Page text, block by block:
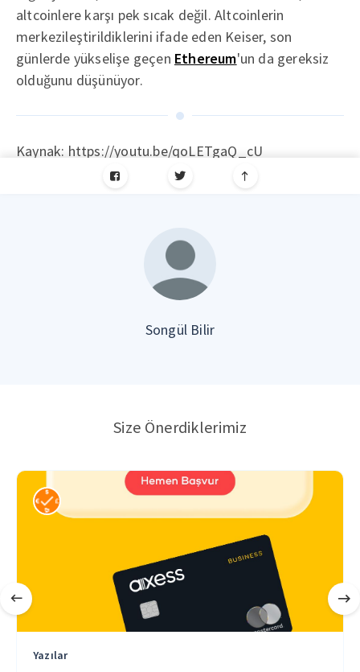
altcoinlere karşı pek sıcak değil. Altcoinlerin
merkezileştirildiklerini ifade eden Keiser, son
günlerde yükselişe geçen Ethereum'un da gereksiz
olduğunu düşünüyor.
Kaynak: https://youtu.be/qoLETgaQ_cU
Songül Bilir
Size Önerdiklerimiz
Yazılar